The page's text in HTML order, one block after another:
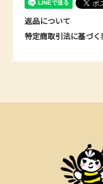
返品について
特定商取引法に基づく